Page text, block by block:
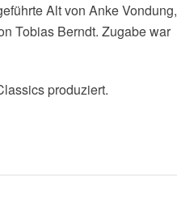
Alt von Anke Vondung,
Tobias Berndt. Zugabe war
produziert.